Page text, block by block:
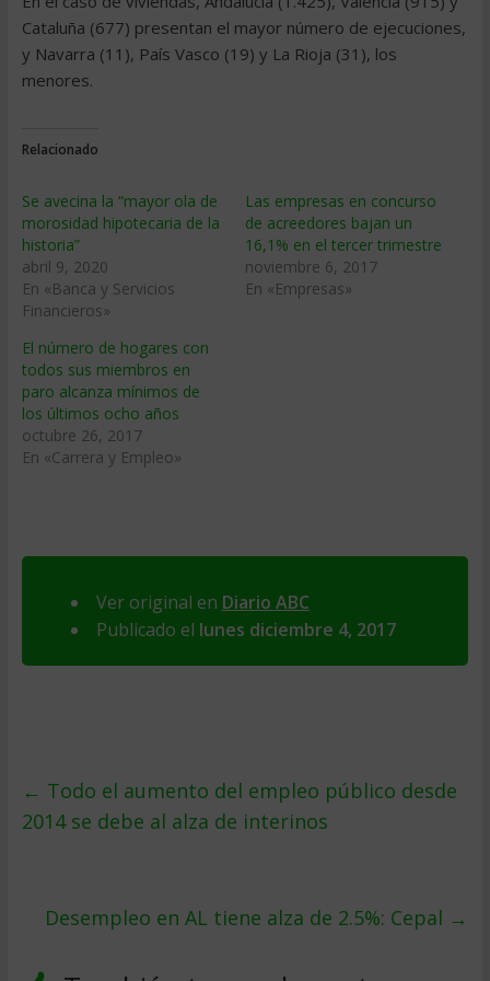
Cataluña (677) presentan el mayor número de ejecuciones,
y Navarra (11), País Vasco (19) y La Rioja (31), los
menores.
Relacionado
Se avecina la “mayor ola de
morosidad hipotecaria de la
historia”
abril 9, 2020
En «Banca y Servicios
Financieros»
Las empresas en concurso
de acreedores bajan un
16,1% en el tercer trimestre
noviembre 6, 2017
En «Empresas»
El número de hogares con
todos sus miembros en
paro alcanza mínimos de
los últimos ocho años
octubre 26, 2017
En «Carrera y Empleo»
Ver original en Diario ABC
Publicado el lunes diciembre 4, 2017
← Todo el aumento del empleo público desde
2014 se debe al alza de interinos
Desempleo en AL tiene alza de 2.5%: Cepal →